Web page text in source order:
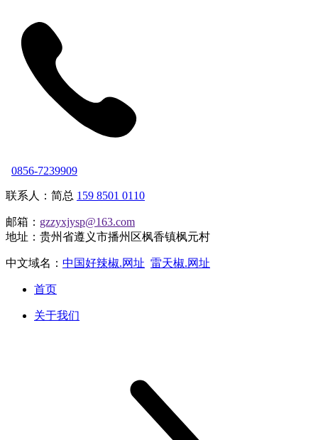
0856-7239909
联系人：简总 159 8501 0110
邮箱： gzzyxjysp@163.com
地址：贵州省遵义市播州区枫香镇枫元村
中文域名： 中国好辣椒.网址 雷天椒.网址
首页
关于我们